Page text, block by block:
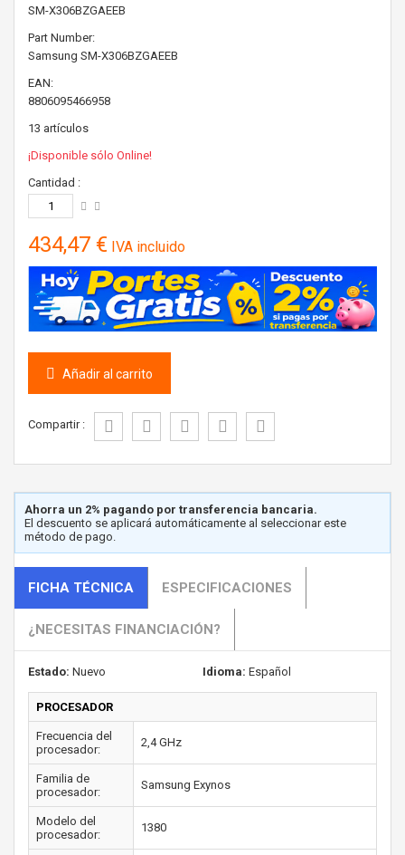
SM-X306BZGAEEB
Part Number:
Samsung SM-X306BZGAEEB
EAN:
8806095466958
13 artículos
¡Disponible sólo Online!
Cantidad :
434,47 € IVA incluido
Añadir al carrito
Compartir :
Ahorra un 2% pagando por transferencia bancaria.
El descuento se aplicará automáticamente al seleccionar este
método de pago.
FICHA TÉCNICA ESPECIFICACIONES
¿NECESITAS FINANCIACIÓN?
Estado: Nuevo Idioma: Español
PROCESADOR
Frecuencia del
procesador:
2,4 GHz
Familia de
procesador:
Samsung Exynos
Modelo del
procesador:
1380